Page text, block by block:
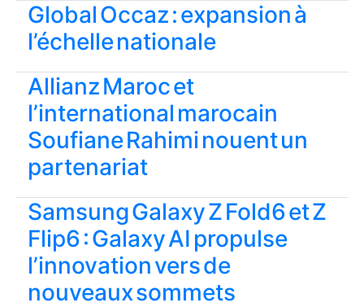
Global Occaz : expansion à
l’échelle nationale
Allianz Maroc et
l’international marocain
Soufiane Rahimi nouent un
partenariat
Samsung Galaxy Z Fold6 et Z
Flip6 : Galaxy AI propulse
l’innovation vers de
nouveaux sommets